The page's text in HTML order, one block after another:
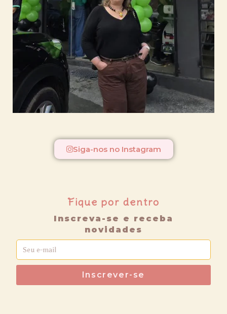
Siga-nos no Instagram
Fique por dentro
Inscreva-se e receba
novidades
Inscrever-se